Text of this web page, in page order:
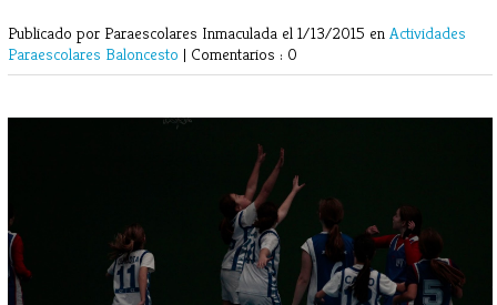
Publicado por Paraescolares Inmaculada el 1/13/2015 en Actividades
Paraescolares Baloncesto | Comentarios : 0